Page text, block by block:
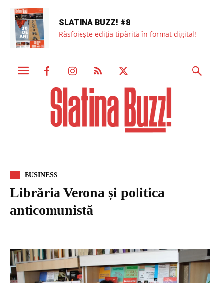
SLATINA BUZZ! #8
Răsfoiește ediția tipărită în format digital!
BUSINESS
Librăria Verona și politica
anticomunistă